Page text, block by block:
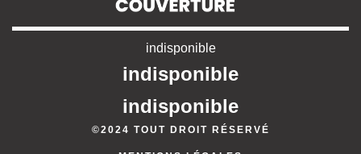
indisponible
indisponible
indisponible
©2024 TOUT DROIT RÉSERVÉ